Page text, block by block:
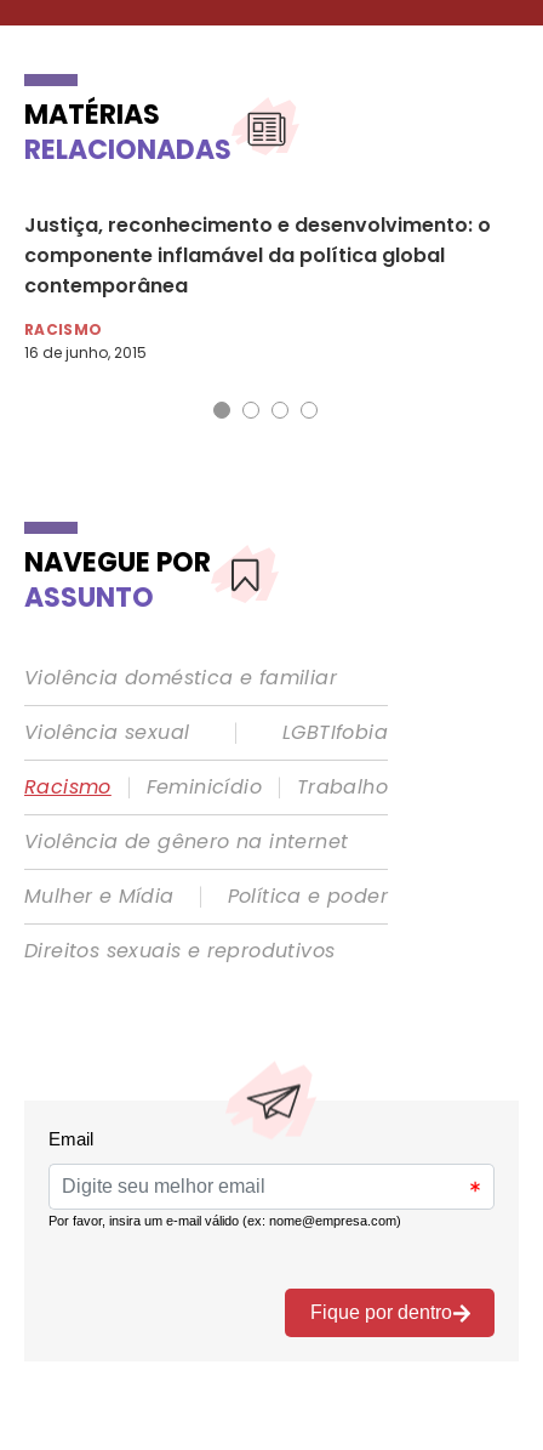
MATÉRIAS
RELACIONADAS
Justiça, reconhecimento e desenvolvimento: o
componente inflamável da política global
contemporânea
RACISMO
16 de junho, 2015
NAVEGUE POR
ASSUNTO
Violência doméstica e familiar
Violência sexual
|
LGBTIfobia
Racismo
| Feminicídio |
Trabalho
Violência de gênero na internet
Mulher e Mídia
|
Política e poder
Direitos sexuais e reprodutivos